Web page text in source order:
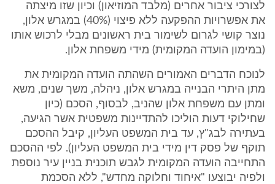
לצורכי ציבור אחרים (מלבד המוזיאון) וכיון שזו מיצתה
את אפשרויות ההפקעה ללא פיצוי (40%) במגרש אלון,
נוצר קושי לגרום לשימור בית ראשונים מבלי לרכוש אותו
(במימון הועדה המקומית) מידי משפחת אלון.
לנוכח הדברים האמורים השהתה הועדה המקומית את
מתן היתרי הבנייה במגרש אלון, ניהלה, משך שנים, משא
ומתן עם משפחת אלון שהניב, לבסוף, הסכם (כיון
שחילוקי דעות הוליכו להתדיינות משפטית אשר הגיעה,
בעתירה לבג"ץ, עד בית המשפט העליון, קיבל ההסכם
תוקף של פסק דין מידי בית המשפט העליון). לפי ההסכם
התחייבה הועדה המקומית לגבש תוכנית בניין עיר נוספת
ולפיה יבוצעו "איחוד וחלוקה מחדש", ללא הסכמת